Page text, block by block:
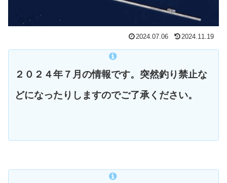
2024.07.06 2024.11.19
２０２４年７月の情報です。突然釣り禁止な
どになったりしますのでご了承ください。